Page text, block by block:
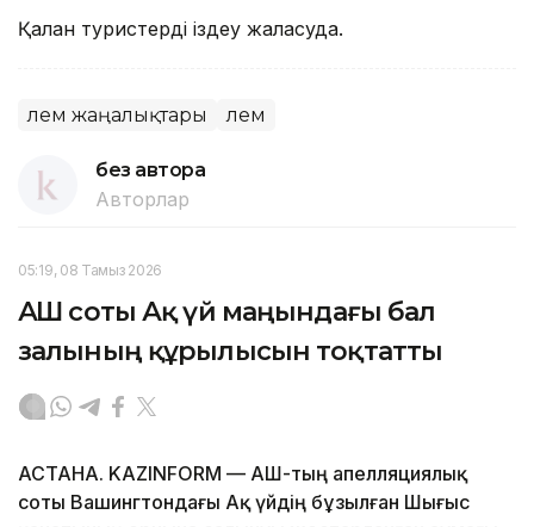
Қалған туристерді іздеу жалғасуда.
Әлем жаңалықтары Әлем
без автора
Авторлар
05:19, 08 Тамыз 2026
АҚШ соты Ақ үй маңындағы бал
залының құрылысын тоқтатты
АСТАНА. KAZINFORM — АҚШ-тың апелляциялық
соты Вашингтондағы Ақ үйдің бұзылған Шығыс